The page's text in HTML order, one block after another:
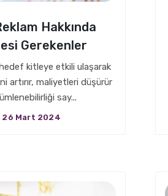
Hakkında
Gerekenler
kitleye etkili ulaşarak
artırır, maliyetleri düşürür
say...
26 Mart 2024